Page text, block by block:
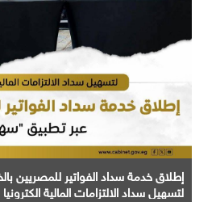
إطلاق خدمة سداد الفواتير للمصريين
لتسهيل سداد الالتزامات المالية الكترونيا